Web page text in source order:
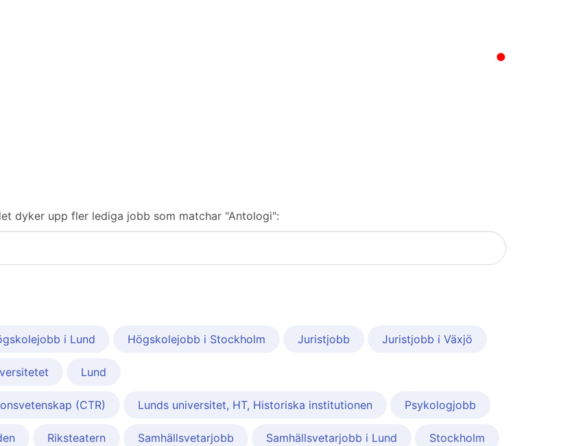
●
dyker upp fler lediga jobb som matchar "Antologi":
i Lund Högskolejobb i Stockholm Juristjobb Juristjobb i Växjö
Lund
(CTR) Lunds universitet, HT, Historiska institutionen Psykologjobb
Riksteatern Samhällsvetarjobb Samhällsvetarjobb i Lund Stockholm